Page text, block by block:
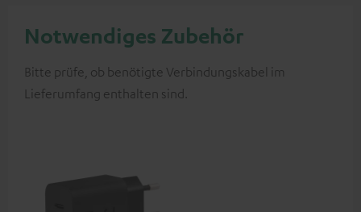
Notwendiges Zubehör
Bitte prüfe, ob benötigte Verbindungskabel im
Lieferumfang enthalten sind.